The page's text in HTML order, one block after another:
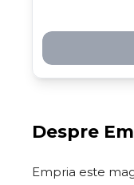
Despre
Empria este